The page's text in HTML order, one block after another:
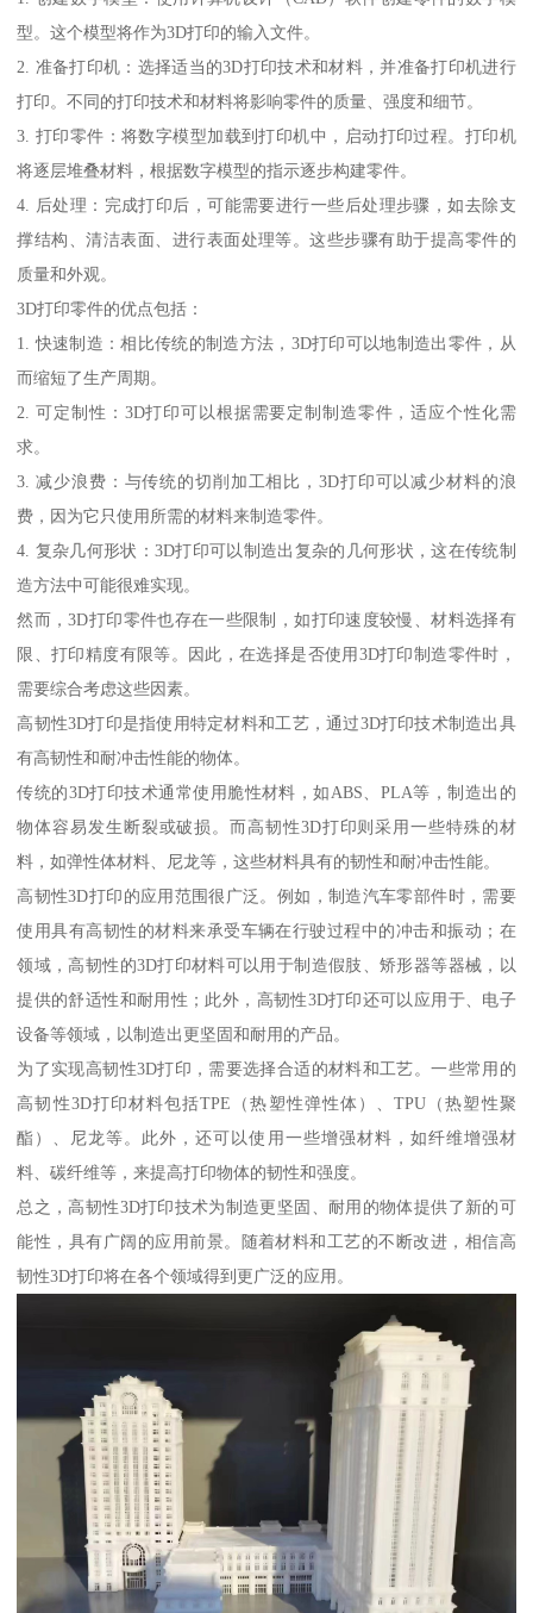
型。这个模型将作为3D打印的输入文件。
2. 准备打印机：选择适当的3D打印技术和材料，并准备打印机进行
打印。不同的打印技术和材料将影响零件的质量、强度和细节。
3. 打印零件：将数字模型加载到打印机中，启动打印过程。打印机
将逐层堆叠材料，根据数字模型的指示逐步构建零件。
4. 后处理：完成打印后，可能需要进行一些后处理步骤，如去除支
撑结构、清洁表面、进行表面处理等。这些步骤有助于提高零件的
质量和外观。
3D打印零件的优点包括：
1. 快速制造：相比传统的制造方法，3D打印可以地制造出零件，从
而缩短了生产周期。
2. 可定制性：3D打印可以根据需要定制制造零件，适应个性化需
求。
3. 减少浪费：与传统的切削加工相比，3D打印可以减少材料的浪
费，因为它只使用所需的材料来制造零件。
4. 复杂几何形状：3D打印可以制造出复杂的几何形状，这在传统制
造方法中可能很难实现。
然而，3D打印零件也存在一些限制，如打印速度较慢、材料选择有
限、打印精度有限等。因此，在选择是否使用3D打印制造零件时，
需要综合考虑这些因素。
高韧性3D打印是指使用特定材料和工艺，通过3D打印技术制造出具
有高韧性和耐冲击性能的物体。
传统的3D打印技术通常使用脆性材料，如ABS、PLA等，制造出的
物体容易发生断裂或破损。而高韧性3D打印则采用一些特殊的材
料，如弹性体材料、尼龙等，这些材料具有的韧性和耐冲击性能。
高韧性3D打印的应用范围很广泛。例如，制造汽车零部件时，需要
使用具有高韧性的材料来承受车辆在行驶过程中的冲击和振动；在
领域，高韧性的3D打印材料可以用于制造假肢、矫形器等器械，以
提供的舒适性和耐用性；此外，高韧性3D打印还可以应用于、电子
设备等领域，以制造出更坚固和耐用的产品。
为了实现高韧性3D打印，需要选择合适的材料和工艺。一些常用的
高韧性3D打印材料包括TPE（热塑性弹性体）、TPU（热塑性聚
酯）、尼龙等。此外，还可以使用一些增强材料，如纤维增强材
料、碳纤维等，来提高打印物体的韧性和强度。
总之，高韧性3D打印技术为制造更坚固、耐用的物体提供了新的可
能性，具有广阔的应用前景。随着材料和工艺的不断改进，相信高
韧性3D打印将在各个领域得到更广泛的应用。